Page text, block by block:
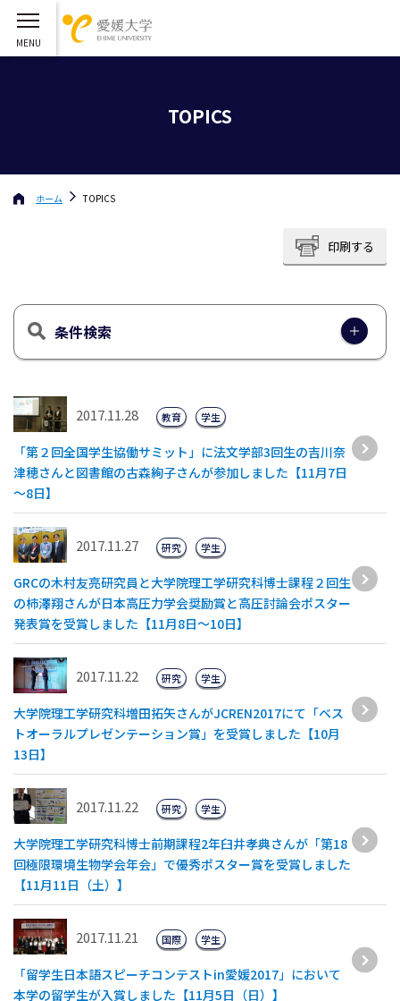
TOPICS
ホーム TOPICS
印刷する
条件検索
2017.11.28
「第２回全国学生協働サミット」に法文学部3回生の吉川奈
津穂さんと図書館の古森絢子さんが参加しました【11月7日
～8日】
教育 学生
2017.11.27
GRCの木村友亮研究員と大学院理工学研究科博士課程２回生
の柿澤翔さんが日本高圧力学会奨励賞と高圧討論会ポスター
発表賞を受賞しました【11月8日～10日】
研究 学生
2017.11.22
大学院理工学研究科増田拓矢さんがJCREN2017にて「ベス
トオーラルプレゼンテーション賞」を受賞しました【10月
13日】
研究 学生
2017.11.22
大学院理工学研究科博士前期課程2年臼井孝典さんが「第18
回極限環境生物学会年会」で優秀ポスター賞を受賞しました
【11月11日（土）】
研究 学生
2017.11.21
「留学生日本語スピーチコンテストin愛媛2017」において
本学の留学生が入賞しました【11月5日（日）】
国際 学生